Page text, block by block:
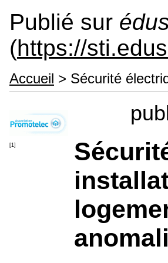
Publié sur
(https://
Accueil > Sécurité
[1]